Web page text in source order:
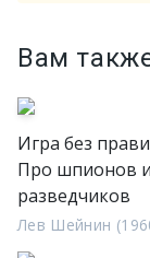
Вам
Игра без
Про шпионов и
разведчиков
Лев Шейнин